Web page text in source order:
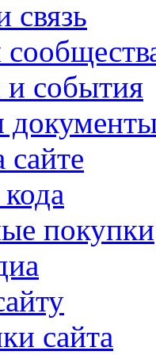
связь
и события
сайте
покупки
сайта